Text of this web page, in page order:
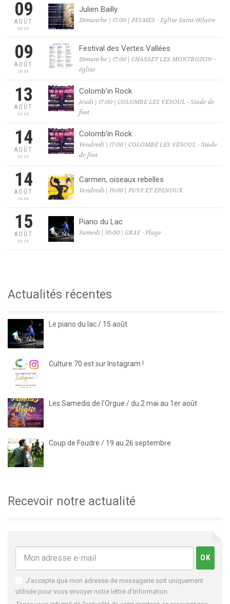
09
AOÛT
2026
Julien Bailly
Dimanche | 17:00 | PESMES - Eglise Saint-Hilaire
09
AOÛT
2026
Festival des Vertes Vallées
Dimanche | 17:00 | CHASSEY LES MONTBOZON -
église
13
AOÛT
2026
Colomb’in Rock
Jeudi | 17:00 | COLOMBE LES VESOUL - Stade de
foot
14
AOÛT
2026
Colomb’in Rock
Vendredi | 17:00 | COLOMBE LES VESOUL - Stade
de foot
14
AOÛT
2026
Carmen, oiseaux rebelles
Vendredi | 19:00 | PUSY ET EPENOUX
15
AOÛT
2026
Piano du Lac
Samedi | 10:00 | GRAY - Plage
Actualités récentes
Le piano du lac / 15 août
Culture 70 est sur Instagram !
Les Samedis de l’Orgue / du 2 mai au 1er août
Coup de Foudre / 19 au 26 septembre
Recevoir notre actualité
J'accepte que mon adresse de messagerie soit uniquement
utilisée pour vous envoyer notre lettre d'information